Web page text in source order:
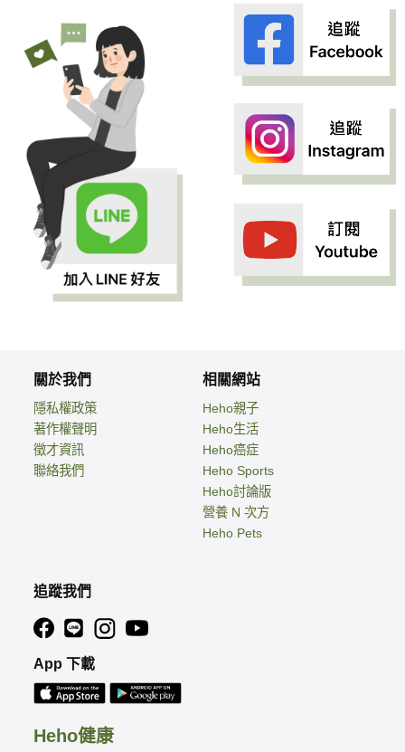
Heho健康
關於我們
隱私權政策
著作權聲明
徵才資訊
聯絡我們
相關網站
Heho親子
Heho生活
Heho癌症
Heho Sports
Heho討論版
營養 N 次方
Heho Pets
追蹤我們
App 下載